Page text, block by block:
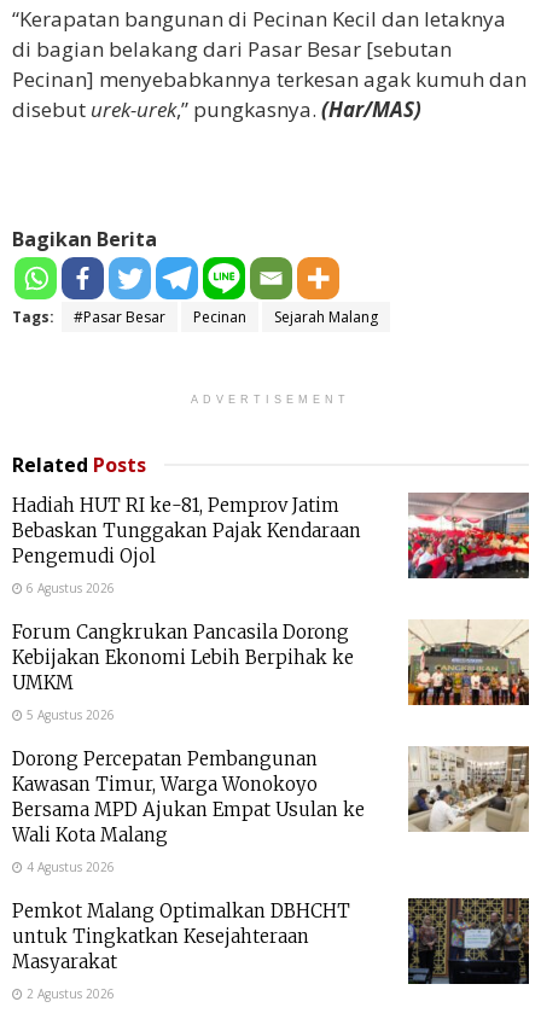
“Kerapatan bangunan di Pecinan Kecil dan letaknya
di bagian belakang dari Pasar Besar [sebutan
Pecinan] menyebabkannya terkesan agak kumuh dan
disebut urek-urek,” pungkasnya. (Har/MAS)
Bagikan Berita
Tags: #Pasar Besar Pecinan Sejarah Malang
ADVERTISEMENT
Related Posts
Hadiah HUT RI ke-81, Pemprov Jatim
Bebaskan Tunggakan Pajak Kendaraan
Pengemudi Ojol
6 Agustus 2026
Forum Cangkrukan Pancasila Dorong
Kebijakan Ekonomi Lebih Berpihak ke
UMKM
5 Agustus 2026
Dorong Percepatan Pembangunan
Kawasan Timur, Warga Wonokoyo
Bersama MPD Ajukan Empat Usulan ke
Wali Kota Malang
4 Agustus 2026
Pemkot Malang Optimalkan DBHCHT
untuk Tingkatkan Kesejahteraan
Masyarakat
2 Agustus 2026